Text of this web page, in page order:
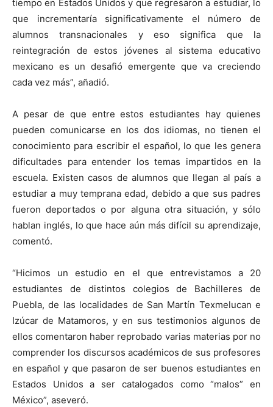
tiempo en Estados Unidos y que regresaron a estudiar, lo
que incrementaría significativamente el número de
alumnos transnacionales y eso significa que la
reintegración de estos jóvenes al sistema educativo
mexicano es un desafió emergente que va creciendo
cada vez más”, añadió.
A pesar de que entre estos estudiantes hay quienes
pueden comunicarse en los dos idiomas, no tienen el
conocimiento para escribir el español, lo que les genera
dificultades para entender los temas impartidos en la
escuela. Existen casos de alumnos que llegan al país a
estudiar a muy temprana edad, debido a que sus padres
fueron deportados o por alguna otra situación, y sólo
hablan inglés, lo que hace aún más difícil su aprendizaje,
comentó.
“Hicimos un estudio en el que entrevistamos a 20
estudiantes de distintos colegios de Bachilleres de
Puebla, de las localidades de San Martín Texmelucan e
Izúcar de Matamoros, y en sus testimonios algunos de
ellos comentaron haber reprobado varias materias por no
comprender los discursos académicos de sus profesores
en español y que pasaron de ser buenos estudiantes en
Estados Unidos a ser catalogados como “malos” en
México”, aseveró.